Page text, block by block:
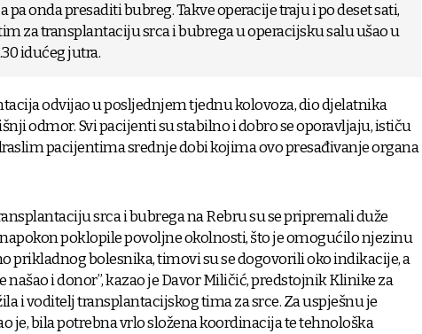
pa onda presaditi bubreg. Takve operacije traju i po deset sati,
za transplantaciju srca i bubrega u operacijsku salu ušao u
idućeg jutra.
odvijao u posljednjem tjednu kolovoza, dio djelatnika
odmor. Svi pacijenti su stabilno i dobro se oporavljaju, ističu
pacijentima srednje dobi kojima ovo presađivanje organa
srca i bubrega na Rebru su se pripremali duže
napokon poklopile povoljne okolnosti, što je omogućilo njezinu
prikladnog bolesnika, timovi su se dogovorili oko indikacije, a
našao i donor”, kazao je Davor Miličić, predstojnik Klinike za
i voditelj transplantacijskog tima za srce. Za uspješnu je
je, bila potrebna vrlo složena koordinacija te tehnološka